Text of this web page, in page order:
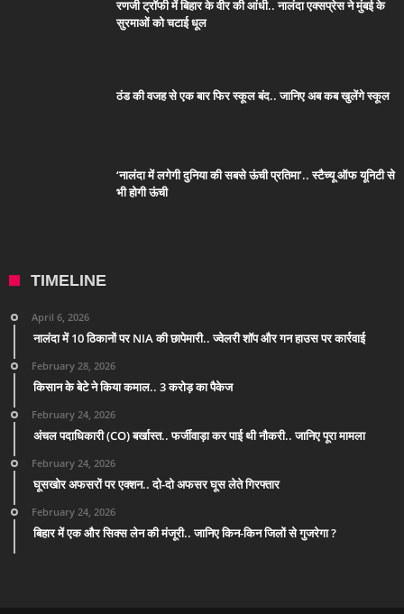
रणजी ट्रॉफी में बिहार के वीर की आंधी.. नालंदा एक्सप्रेस ने मुंबई के
सुरमाओं को चटाई धूल
ठंड की वजह से एक बार फिर स्कूल बंद.. जानिए अब कब खुलेंगे स्कूल
‘नालंदा में लगेगी दुनिया की सबसे ऊंची प्रतिमा’.. स्टैच्यू ऑफ यूनिटी से
भी होगी ऊंची
TIMELINE
April 6, 2026
नालंदा में 10 ठिकानों पर NIA की छापेमारी.. ज्वेलरी शॉप और गन हाउस पर कार्रवाई
February 28, 2026
किसान के बेटे ने किया कमाल.. 3 करोड़ का पैकेज
February 24, 2026
अंचल पदाधिकारी (CO) बर्खास्त.. फर्जीवाड़ा कर पाई थी नौकरी.. जानिए पूरा मामला
February 24, 2026
घूसखोर अफसरों पर एक्शन.. दो-दो अफसर घूस लेते गिरफ्तार
February 24, 2026
बिहार में एक और सिक्स लेन की मंजूरी.. जानिए किन-किन जिलों से गुजरेगा ?